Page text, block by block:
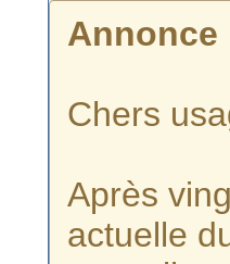
Annonce
Chers
Après
actuelle